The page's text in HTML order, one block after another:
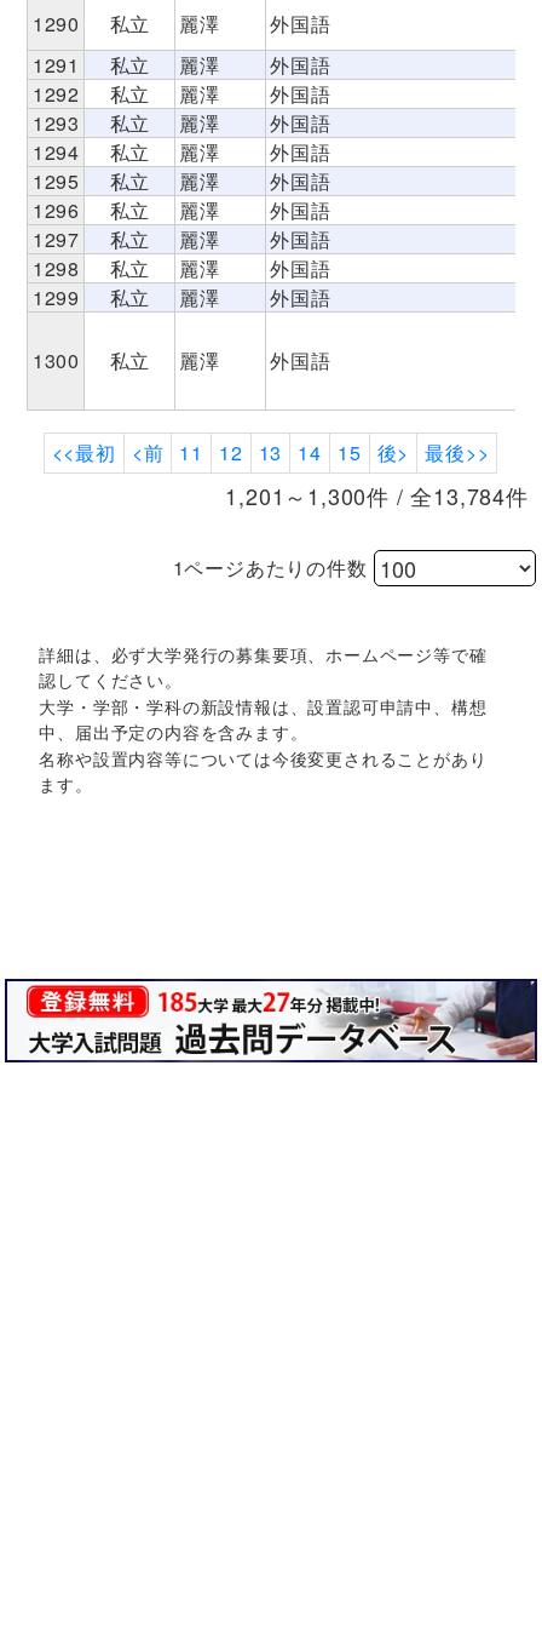
1290
私立 麗澤
外国語
1291
私立 麗澤
外国語
1292
私立 麗澤
外国語
1293
私立 麗澤
外国語
1294
私立 麗澤
外国語
1295
私立 麗澤
外国語
1296
私立 麗澤
外国語
1297
私立 麗澤
外国語
1298
私立 麗澤
外国語
1299
私立 麗澤 外国語
1300 私立 麗澤 外国語
<<最初 <前 11 12 13 14 15 後> 最後>>
1,201～1,300件 / 全13,784件
1ページあたりの件数
詳細は、必ず大学発行の募集要項、ホームページ等で確
認してください。
大学・学部・学科の新設情報は、設置認可申請中、構想
中、届出予定の内容を含みます。
名称や設置内容等については今後変更されることがあり
ます。